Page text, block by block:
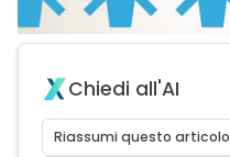
Chiedi all'AI
Riassumi questo articolo